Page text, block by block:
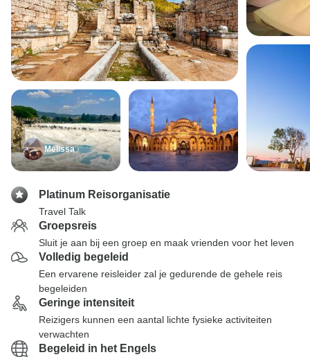
Melissa
Platinum Reisorganisatie
Travel Talk
Groepsreis
Sluit je aan bij een groep en maak vrienden voor het leven
Volledig begeleid
Een ervarene reisleider zal je gedurende de gehele reis
begeleiden
Geringe intensiteit
Reizigers kunnen een aantal lichte fysieke activiteiten
verwachten
Begeleid in het Engels